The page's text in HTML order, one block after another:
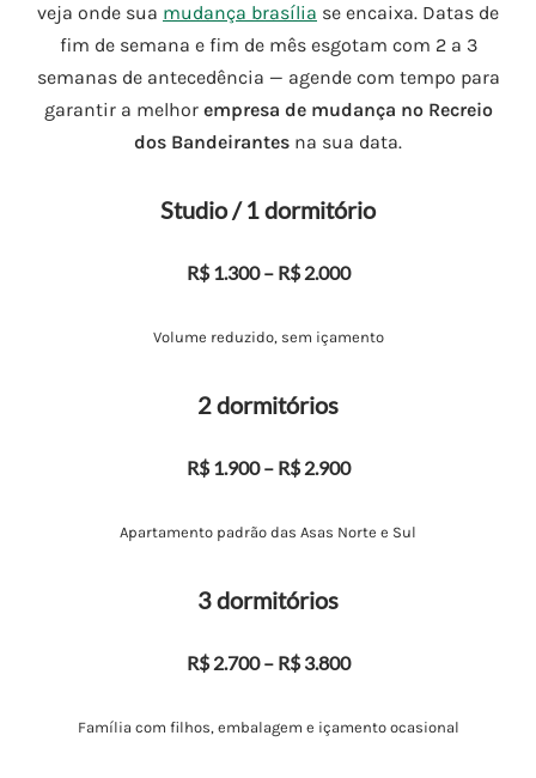
veja onde sua mudança brasília se encaixa. Datas de
fim de semana e fim de mês esgotam com 2 a 3
semanas de antecedência — agende com tempo para
garantir a melhor empresa de mudança no Recreio
dos Bandeirantes na sua data.
Studio / 1 dormitório
R$ 1.300 – R$ 2.000
Volume reduzido, sem içamento
2 dormitórios
R$ 1.900 – R$ 2.900
Apartamento padrão das Asas Norte e Sul
3 dormitórios
R$ 2.700 – R$ 3.800
Família com filhos, embalagem e içamento ocasional